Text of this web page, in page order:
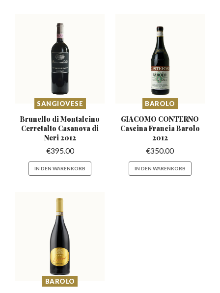
SANGIOVESE
Brunello di Montalcino
Cerretalto Casanova di
Neri 2012
€395.00
IN DEN WARENKORB
BAROLO
GIACOMO CONTERNO
Cascina Francia Barolo
2012
€350.00
IN DEN WARENKORB
BAROLO